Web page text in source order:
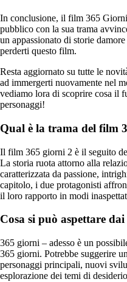
In conclusione, il film 365
pubblico con la sua trama
un appassionato di storie
perderti questo film.
Resta aggiornato su tutte le
ad immergerti nuovamente nel
vediamo lora di scoprire cosa il
personaggi!
Qual è la trama del film
Il film 365 giorni 2 è il seguito
La storia ruota attorno alla
caratterizzata da passione,
capitolo, i due protagonisti
il loro rapporto in modi
Cosa si può aspettare
365 giorni – adesso è un
365 giorni. Potrebbe suggerire
personaggi principali, nuovi
esplorazione dei temi di